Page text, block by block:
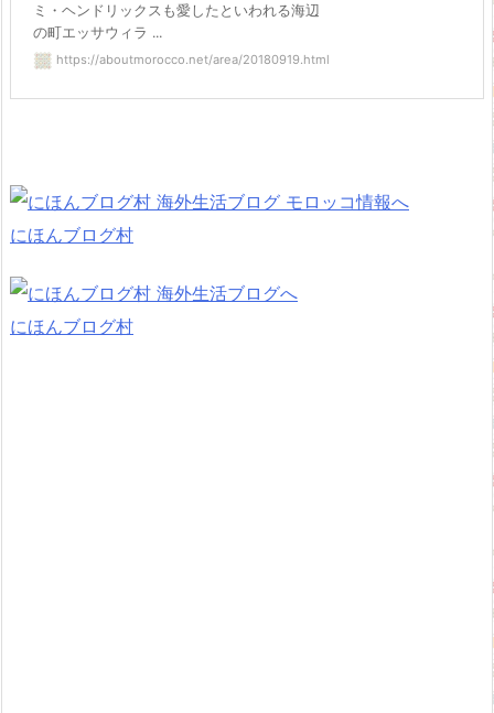
ミ・ヘンドリックスも愛したといわれる海辺
の町エッサウィラ ...
https://aboutmorocco.net/area/20180919.html
にほんブログ村
にほんブログ村